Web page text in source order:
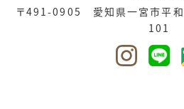
〒491-0905 愛知県一宮市平和
101